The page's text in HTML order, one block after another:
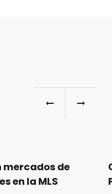
mercados de
en la MLS